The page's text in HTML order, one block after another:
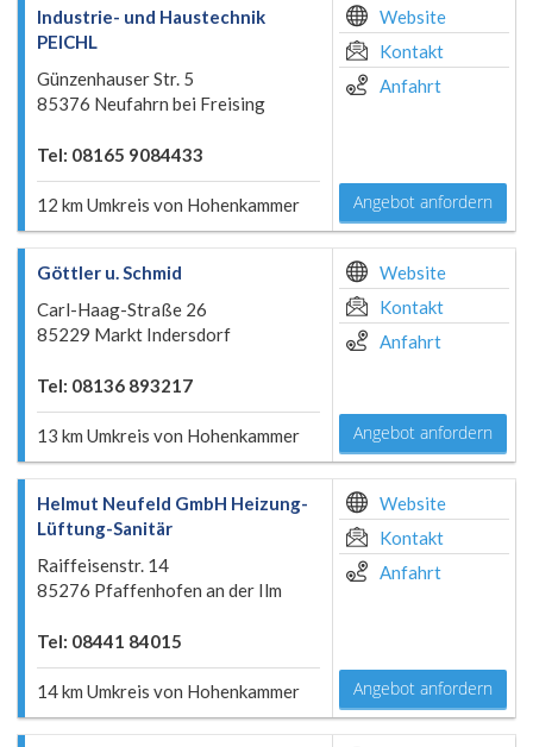
Industrie- und Haustechnik
PEICHL
Günzenhauser Str. 5
85376 Neufahrn bei Freising
Tel: 08165 9084433
12 km Umkreis von Hohenkammer
Website
Kontakt
Anfahrt
Angebot anfordern
Göttler u. Schmid
Carl-Haag-Straße 26
85229 Markt Indersdorf
Tel: 08136 893217
13 km Umkreis von Hohenkammer
Website
Kontakt
Anfahrt
Angebot anfordern
Helmut Neufeld GmbH Heizung-
Lüftung-Sanitär
Raiffeisenstr. 14
85276 Pfaffenhofen an der Ilm
Tel: 08441 84015
14 km Umkreis von Hohenkammer
Website
Kontakt
Anfahrt
Angebot anfordern